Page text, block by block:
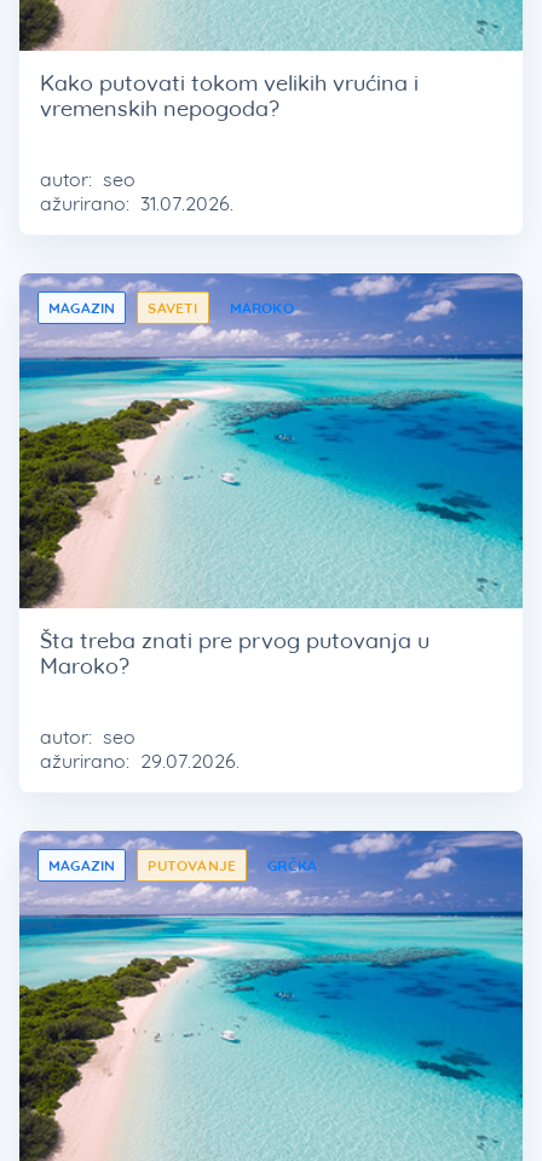
Kako putovati tokom velikih vrućina i
vremenskih nepogoda?
autor: seo
ažurirano: 31.07.2026.
MAGAZIN SAVETI MAROKO
Šta treba znati pre prvog putovanja u
Maroko?
autor: seo
ažurirano: 29.07.2026.
MAGAZIN PUTOVANJE GRČKA